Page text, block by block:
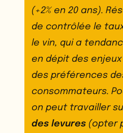
(+2% en 20 ans).
de contrôlée le
le vin, qui a
en dépit des
des préférences
consommateurs.
on peut travailler
des levures (opter